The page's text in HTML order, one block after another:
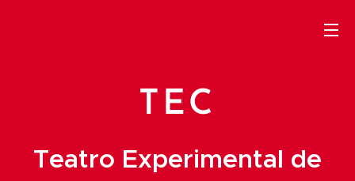
TEC
Teatro Experimental de